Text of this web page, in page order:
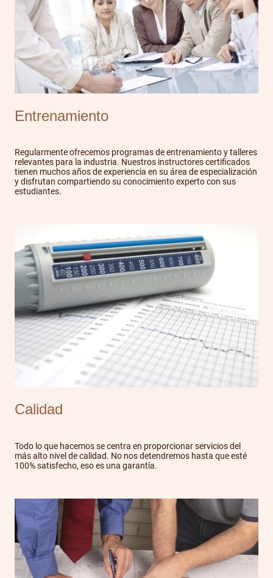
Entrenamiento
Regularmente ofrecemos programas de entrenamiento y talleres
relevantes para la industria. Nuestros instructores certificados
tienen muchos años de experiencia en su área de especialización
y disfrutan compartiendo su conocimiento experto con sus
estudiantes.
Calidad
Todo lo que hacemos se centra en proporcionar servicios del
más alto nivel de calidad. No nos detendremos hasta que esté
100% satisfecho, eso es una garantía.